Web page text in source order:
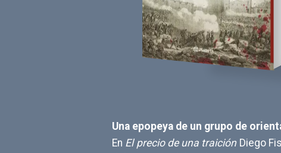
Una epopeya de un grupo de
En El precio de una traiciónDiego